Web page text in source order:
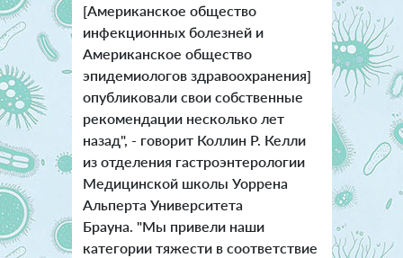
[Американское общество
инфекционных болезней и
Американское общество
эпидемиологов здравоохранения]
опубликовали свои собственные
рекомендации несколько лет
назад", - говорит Коллин Р. Келли
из отделения гастроэнтерологии
Медицинской школы Уоррена
Альперта Университета
Брауна. "Мы привели наши
категории тяжести в соответствие